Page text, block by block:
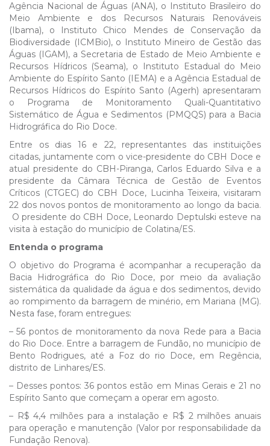
Agência Nacional de Águas (ANA), o Instituto Brasileiro do
Meio Ambiente e dos Recursos Naturais Renováveis
(Ibama), o Instituto Chico Mendes de Conservação da
Biodiversidade (ICMBio), o Instituto Mineiro de Gestão das
Águas (IGAM), a Secretaria de Estado de Meio Ambiente e
Recursos Hídricos (Seama), o Instituto Estadual do Meio
Ambiente do Espírito Santo (IEMA) e a Agência Estadual de
Recursos Hídricos do Espírito Santo (Agerh) apresentaram
o Programa de Monitoramento Quali-Quantitativo
Sistemático de Água e Sedimentos (PMQQS) para a Bacia
Hidrográfica do Rio Doce.
Entre os dias 16 e 22, representantes das instituições
citadas, juntamente com o vice-presidente do CBH Doce e
atual presidente do CBH-Piranga, Carlos Eduardo Silva e a
presidente da Câmara Técnica de Gestão de Eventos
Críticos (CTGEC) do CBH Doce, Lucinha Teixeira, visitaram
22 dos novos pontos de monitoramento ao longo da bacia.
O presidente do CBH Doce, Leonardo Deptulski esteve na
visita à estação do município de Colatina/ES.
Entenda o programa
O objetivo do Programa é acompanhar a recuperação da
Bacia Hidrográfica do Rio Doce, por meio da avaliação
sistemática da qualidade da água e dos sedimentos, devido
ao rompimento da barragem de minério, em Mariana (MG).
Nesta fase, foram entregues:
– 56 pontos de monitoramento da nova Rede para a Bacia
do Rio Doce. Entre a barragem de Fundão, no município de
Bento Rodrigues, até a Foz do rio Doce, em Regência,
distrito de Linhares/ES.
– Desses pontos: 36 pontos estão em Minas Gerais e 21 no
Espírito Santo que começam a operar em agosto.
– R$ 4,4 milhões para a instalação e R$ 2 milhões anuais
para operação e manutenção (Valor por responsabilidade da
Fundação Renova).